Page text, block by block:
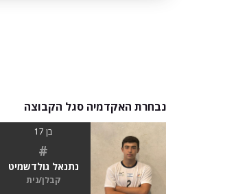
נבחרת האקדמיה סגל הקבוצה
בן 17
#
נתנאל גולדשמיט
קבלן/נית